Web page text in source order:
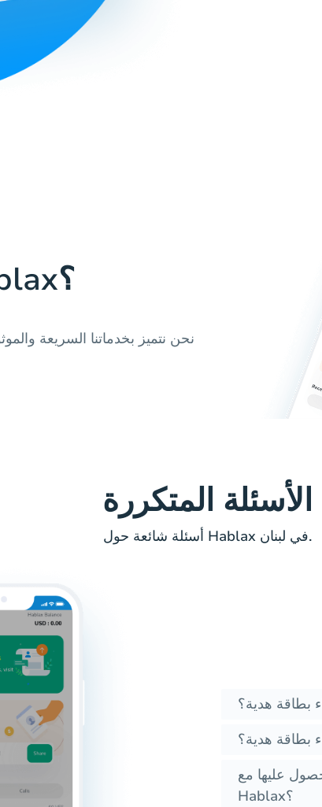
لماذا تستخدم Hablax؟
نحن نتميز بخدماتنا السريعة
الأسئلة المتكررة
أسئلة شائعة حول Hablax في لبنان.
بطاقة هدية؟
بطاقة هدية؟
عليها مع
Hablax؟